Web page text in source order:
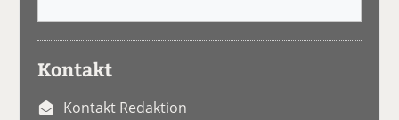
Kontakt
Kontakt Redaktion